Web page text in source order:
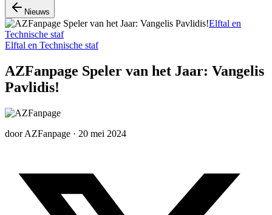
Nieuws
Elftal en
Technische staf
Elftal en Technische staf
AZFanpage Speler van het Jaar: Vangelis
Pavlidis!
door AZFanpage · 20 mei 2024